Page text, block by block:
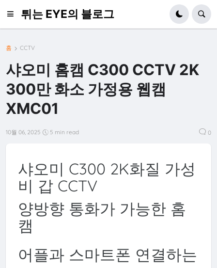
튀는 EYE의 블로그
홈 CCTV
샤오미 홈캠 C300 CCTV 2K
300만 화소 가정용 웹캠
XMC01
10월 06, 2025 5 min read 0
샤오미 C300 2K화질 가성
비 갑 CCTV
양방향 통화가 가능한 홈
캠
어플과 스마트폰 연결하는